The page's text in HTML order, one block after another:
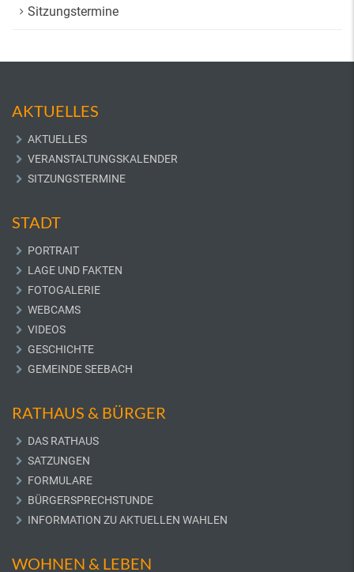
Sitzungstermine
AKTUELLES
AKTUELLES
VERANSTALTUNGSKALENDER
SITZUNGSTERMINE
STADT
PORTRAIT
LAGE UND FAKTEN
FOTOGALERIE
WEBCAMS
VIDEOS
GESCHICHTE
GEMEINDE SEEBACH
RATHAUS & BÜRGER
DAS RATHAUS
SATZUNGEN
FORMULARE
BÜRGERSPRECHSTUNDE
INFORMATION ZU AKTUELLEN WAHLEN
WOHNEN & LEBEN